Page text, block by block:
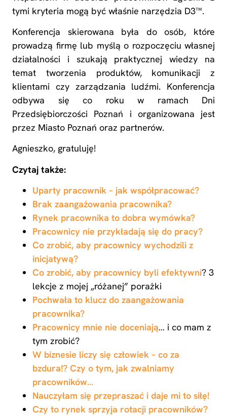
tymi kryteria mogą być właśnie narzędzia D3™.
Konferencja skierowana była do osób, które
prowadzą firmę lub myślą o rozpoczęciu własnej
działalności i szukają praktycznej wiedzy na
temat tworzenia produktów, komunikacji z
klientami czy zarządzania ludźmi. Konferencja
odbywa się co roku w ramach Dni
Przedsiębiorczości Poznań i organizowana jest
przez Miasto Poznań oraz partnerów.
Agnieszko, gratuluję!
Czytaj także:
Uparty pracownik – jak współpracować?
Brak zaangażowania pracownika?
Rynek pracownika to dobra wymówka?
Pracownicy nie przykładają się do pracy?
Co zrobić, aby pracownicy wychodzili z
inicjatywą?
Co zrobić, aby pracownicy byli efektywni? 3
lekcje z mojej „różanej” porażki
Pochwała to klucz do zaangażowania
pracownika?
Pracownicy mnie nie doceniają… i co mam z
tym zrobić?
W biznesie liczy się człowiek – co za
bzdura!? Czy o tym, jak zwalniamy
pracowników…
Nauczyłam się przepraszać i daje mi to siłę!
Czy to rynek sprzyja rotacji pracowników?